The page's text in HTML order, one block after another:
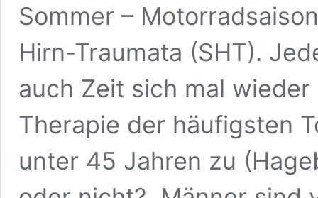
Sommer –
Hirn-Traumata (SHT).
auch Zeit sich mal
Therapie der häufigsten
unter 45 Jahren zu